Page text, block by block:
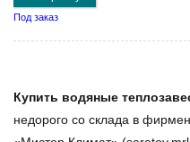
Под заказ
Купить водяные
недорого со склада в